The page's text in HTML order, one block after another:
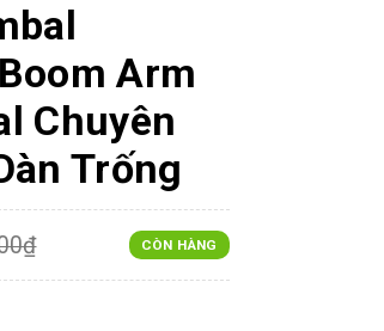
Arm
Chuyên
Trống
CÒN HÀNG